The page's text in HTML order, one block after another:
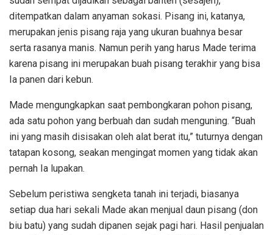
ditempatkan dalam anyaman sokasi. Pisang ini, katanya,
merupakan jenis pisang raja yang ukuran buahnya besar
serta rasanya manis. Namun perih yang harus Made terima
karena pisang ini merupakan buah pisang terakhir yang bisa
Ia panen dari kebun.
Made mengungkapkan saat pembongkaran pohon pisang,
ada satu pohon yang berbuah dan sudah menguning. “Buah
ini yang masih disisakan oleh alat berat itu,” tuturnya dengan
tatapan kosong, seakan mengingat momen yang tidak akan
pernah Ia lupakan.
Sebelum peristiwa sengketa tanah ini terjadi, biasanya
setiap dua hari sekali Made akan menjual daun pisang (don
biu batu) yang sudah dipanen sejak pagi hari. Hasil penjualan